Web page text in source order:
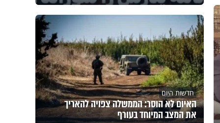
חדשות היום
האיום לא הוסר: הממשלה צפויה להאריך
את המצב המיוחד בעורף